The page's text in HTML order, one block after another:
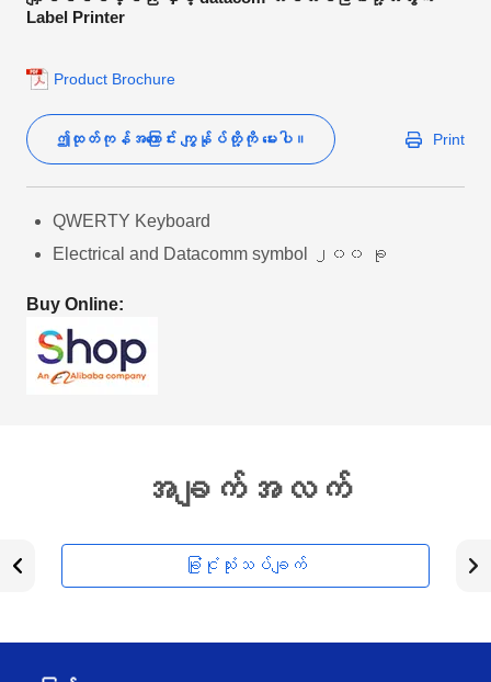
Label Printer
Product Brochure
ဤထုတ်ကုန်အကြောင်း ကျွန်ုပ်တို့ကို မေးပါ။ Print
QWERTY Keyboard
Electrical and Datacomm symbol ၂၀၀ ခု
Buy Online:
အချက်အလက်
ခြုံငုံသုံးသပ်ချက်